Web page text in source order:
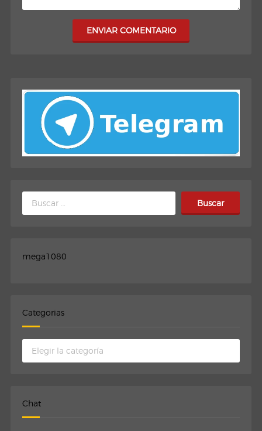
ENVIAR COMENTARIO
Buscar:
mega1080
Categorias
Categorias
Chat